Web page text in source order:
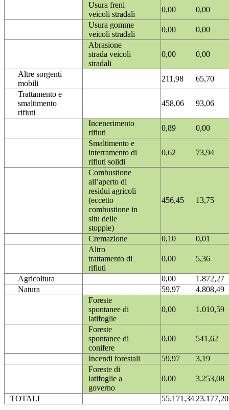
Usura freni
veicoli stradali
0,00
0,00
Usura gomme
veicoli stradali
0,00
0,00
Abrasione
strada veicoli
stradali
0,00 0,00
Altre sorgenti
mobili
211,98
65,70
Trattamento e
smaltimento
rifiuti
458,06 93,06
Incenerimento
rifiuti
0,89
0,00
Smaltimento e
interramento di
rifiuti solidi
0,62 73,94
Combustione
all’aperto di
residui agricoli
(eccetto
combustione in
situ delle
stoppie)
456,45 13,75
Cremazione 0,10
0,01
Altro
trattamento di
rifiuti
0,00 5,36
Agricoltura 0,00
1.872,27
Natura
59,97
4.808,49
Foreste
spontanee di
latifoglie
0,00 1.010,59
Foreste
spontanee di
conifere
0,00 541,62
Incendi forestali 59,97
3,19
Foreste di
latifoglie a
governo
0,00 3.253,08
TOTALI 55.171,3423.177,20